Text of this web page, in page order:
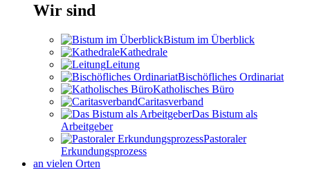
Wir sind
Bistum im Überblick
Kathedrale
Leitung
Bischöfliches Ordinariat
Katholisches Büro
Caritasverband
Das Bistum als
Arbeitgeber
Pastoraler
Erkundungsprozess
an vielen Orten